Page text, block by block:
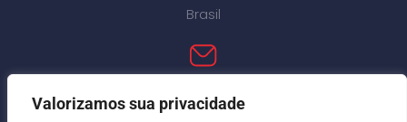
Valorizamos sua privacidade
Brasil